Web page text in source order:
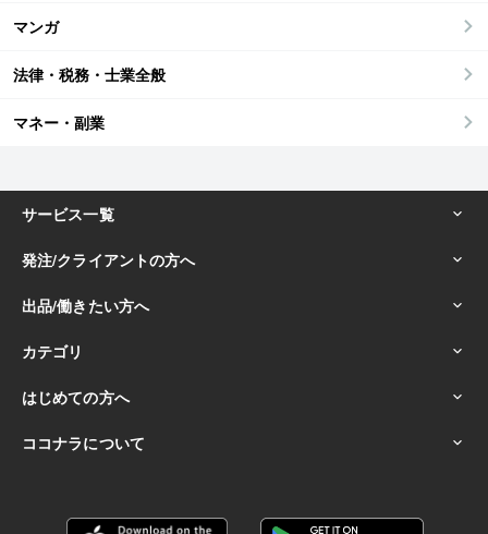
マンガ
法律・税務・士業全般
マネー・副業